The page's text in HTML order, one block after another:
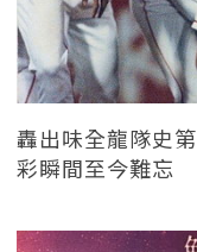
轟出味全龍隊史
彩瞬間至今難忘